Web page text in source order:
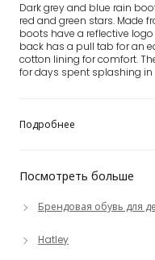
Посмотреть больше
Брендовая обувь для
Hatley
Dark grey and blue rain
red and green stars. Made
boots have a reflective
back has a pull tab for an
cotton lining for comfort.
for days spent splashing in
Подробнее